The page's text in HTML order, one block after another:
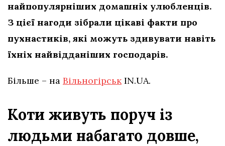
найпопулярніших домашніх улюбленців.
З цієї нагоди зібрали цікаві факти про
пухнастиків, які можуть здивувати навіть
їхніх найвідданіших господарів.
Більше – на ВільногірськIN.UA.
Коти живуть поруч із
людьми набагато довше,